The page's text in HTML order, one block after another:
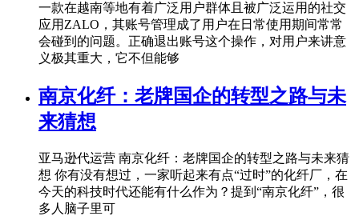
一款在越南等地有着广泛用户群体且被广泛运用的社交
应用ZALO，其账号管理成了用户在日常使用期间常常
会碰到的问题。正确退出账号这个操作，对用户来讲意
义极其重大，它不但能够
南京化纤：老牌国企的转型之路与未
来猜想
亚马逊代运营 南京化纤：老牌国企的转型之路与未来猜
想 你有没有想过，一家听起来有点“过时”的化纤厂，在
今天的科技时代还能有什么作为？提到“南京化纤”，很
多人脑子里可